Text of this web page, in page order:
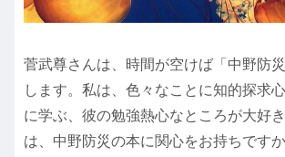
菅武尊さんは、時間が空けば「中野防
します。私は、色々なことに知的探求
に学ぶ、彼の勉強熱心なところが大好
は、中野防災の本に関心をお持ちです